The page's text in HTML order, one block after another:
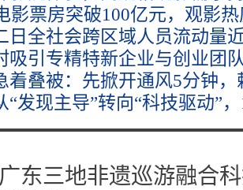
影票房突破100亿元，观影
日全社会跨区域人员流动量
吸引专精特新企业与创业团
着叠被：先掀开通风5分钟
“发现主导”转向“科技驱动”
广东三地非遗巡游融合